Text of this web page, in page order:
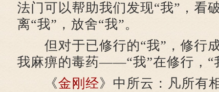
法门可以帮助我们发现“我”，看
离“我”，放舍“我”。
但对于已修行的“我”，修行
我麻痹的毒药——“我”在修行，“
《金刚经》中所云：凡所有